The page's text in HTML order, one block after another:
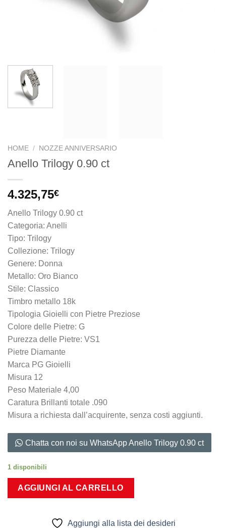
HOME / NOZZE ANNIVERSARIO
Anello Trilogy 0.90 ct
4.325,75€
Anello Trilogy 0.90 ct
Categoria: Anelli
Tipo: Trilogy
Collezione: Trilogy
Genere: Donna
Metallo: Oro Bianco
Stile: Classico
Timbro metallo 18k
Tipologia Gioielli con Pietre Preziose
Colore delle Pietre: G
Purezza delle Pietre: VS1
Pietre Diamante
Marca PG Gioielli
Misura 12
Peso Materiale 4,00
Caratura Brillanti totale .090
Misura a richiesta dall’acquirente, senza costi aggiunti.
Chatta con noi su WhatsApp Anello Trilogy 0.90 ct
1 disponibili
AGGIUNGI AL CARRELLO
Aggiungi alla lista dei desideri